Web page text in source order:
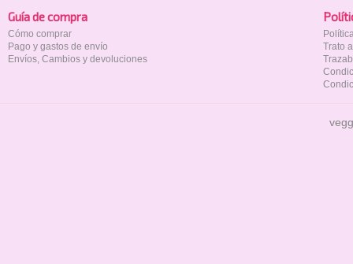
Guía de compra
Cómo comprar
Pago y gastos de envío
Envíos, Cambios y devoluciones
Trato